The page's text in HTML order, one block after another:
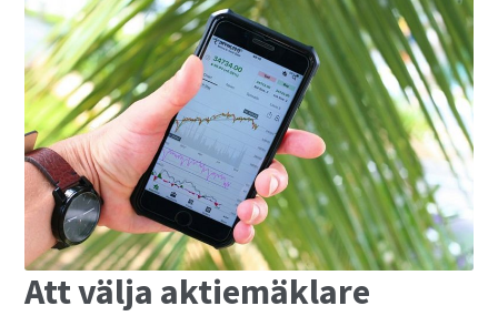
Kontakta oss
Lån
Privatlån
Samla ihop dina lån
SMS-lån
Spara i fonder
Att välja aktiemäklare